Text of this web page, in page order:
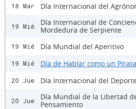
18 Mar Día Internacional del
19 Mié
Día Internacional de
Mordedura de Serpiente
19 Mié Día Mundial del Aperitivo
19 Mié Día de Hablar como un Pirata
20 Jue Día Internacional del
20 Jue
Día Mundial de la Libertad
Pensamiento